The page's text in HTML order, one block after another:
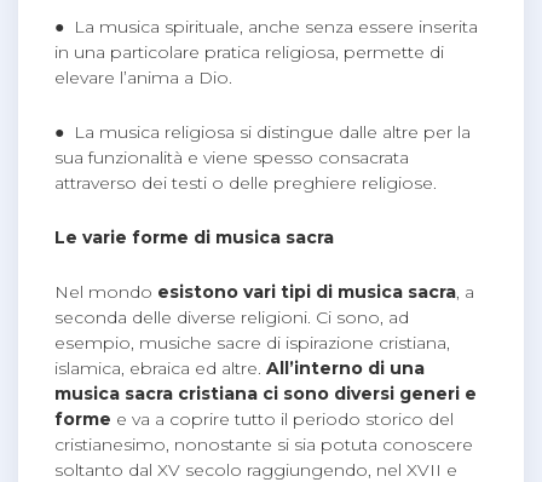
● La musica spirituale, anche senza essere inserita
in una particolare pratica religiosa, permette di
elevare l’anima a Dio.
● La musica religiosa si distingue dalle altre per la
sua funzionalità e viene spesso consacrata
attraverso dei testi o delle preghiere religiose.
Le varie forme di musica sacra
Nel mondo esistono vari tipi di musica sacra, a
seconda delle diverse religioni. Ci sono, ad
esempio, musiche sacre di ispirazione cristiana,
islamica, ebraica ed altre. All’interno di una
musica sacra cristiana ci sono diversi generi e
forme e va a coprire tutto il periodo storico del
cristianesimo, nonostante si sia potuta conoscere
soltanto dal XV secolo raggiungendo, nel XVII e